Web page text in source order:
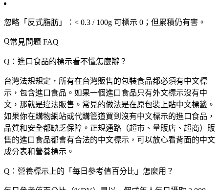
忽略「反式脂肪」 ：< 0.3 / 100g 可標示 0；但累積仍有害。
常見問題 FAQ
Q：進口食品的標示看不懂怎麼辦？
台灣法規規定，所有在台灣販售的包裝食品都必須有中文標
示，包含進口食品。如果一個進口食品只有外文標示沒有中
文，那就是違法販售。常見的做法是在原包裝上貼中文標籤。
如果你在購物網站或代購管道買到沒有中文標示的進口食品，
品質和安全都缺乏保障。正規通路（超市、量販店、超商）販
售的進口食品都會有合法的中文標示，可以放心看背面的中文
成分表和營養標示。
Q：營養標示上的「每日參考值百分比」怎麼用？